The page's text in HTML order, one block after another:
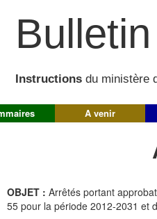
Instructions du ministère
A venir
OBJET : Arrêtés portant
55 pour la période 2012-2031 et